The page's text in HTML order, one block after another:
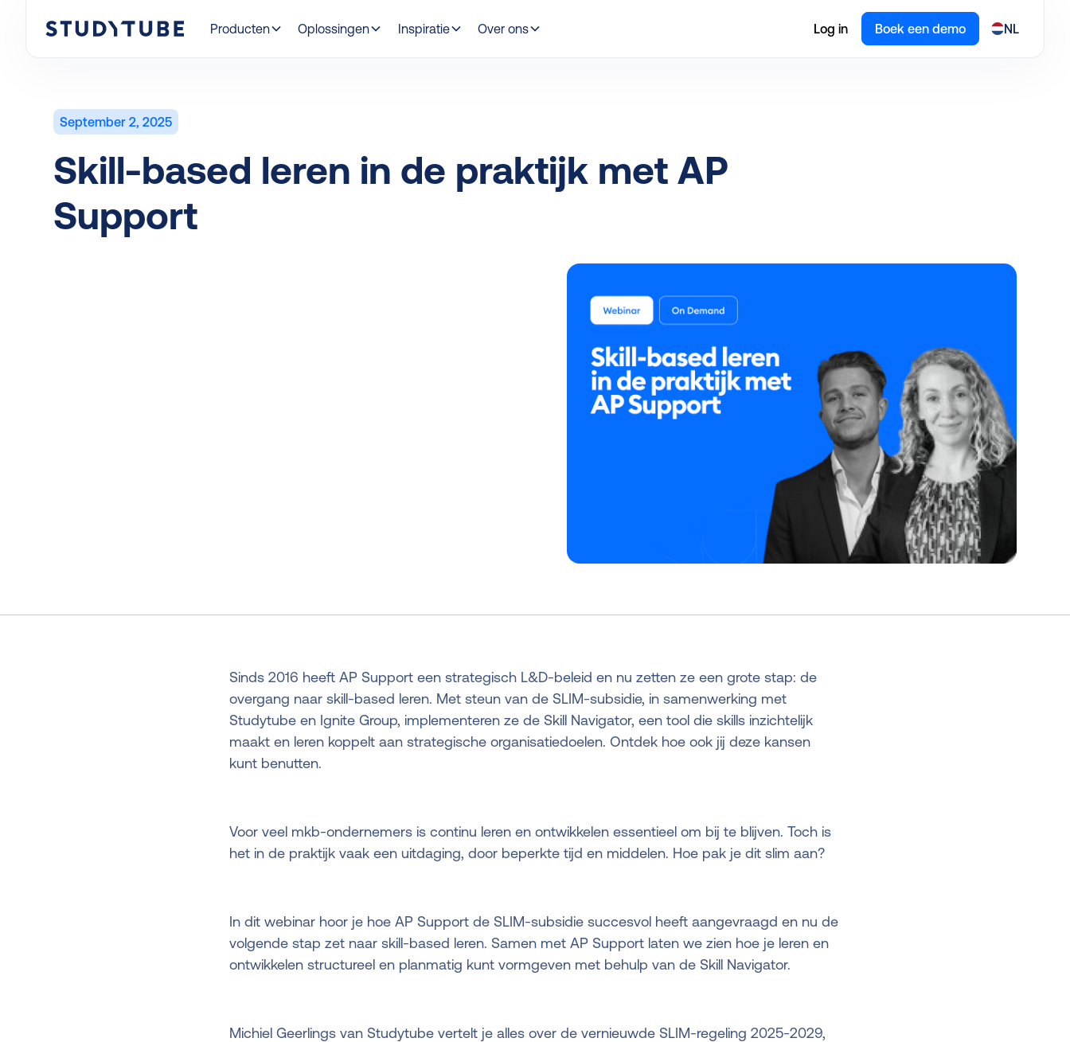
Producten Oplossingen Inspiratie Over ons Log in Boek een demo NL
September 2, 2025
Skill-based leren in de praktijk met AP
Support
Sinds 2016 heeft AP Support een strategisch L&D-beleid en nu zetten ze een grote stap: de
overgang naar skill-based leren. Met steun van de SLIM-subsidie, in samenwerking met
Studytube en Ignite Group, implementeren ze de Skill Navigator, een tool die skills inzichtelijk
maakt en leren koppelt aan strategische organisatiedoelen. Ontdek hoe ook jij deze kansen
kunt benutten.
Voor veel mkb-ondernemers is continu leren en ontwikkelen essentieel om bij te blijven. Toch is
het in de praktijk vaak een uitdaging, door beperkte tijd en middelen. Hoe pak je dit slim aan?
In dit webinar hoor je hoe AP Support de SLIM-subsidie succesvol heeft aangevraagd en nu de
volgende stap zet naar skill-based leren. Samen met AP Support laten we zien hoe je leren en
ontwikkelen structureel en planmatig kunt vormgeven met behulp van de Skill Navigator.
Michiel Geerlings van Studytube vertelt je alles over de vernieuwde SLIM-regeling 2025-2029,